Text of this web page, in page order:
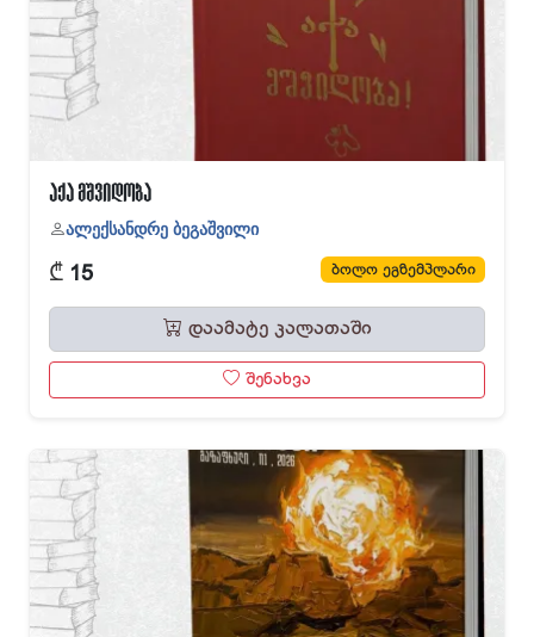
აქა მშვიდობა
ალექსანდრე ბეგაშვილი
₾ 15 ბოლო ეგზემპლარი
დაამატე კალათაში
შენახვა